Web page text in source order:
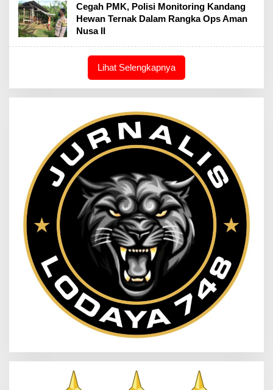
Cegah PMK, Polisi Monitoring Kandang
Hewan Ternak Dalam Rangka Ops Aman
Nusa II
Lihat Selengkapnya